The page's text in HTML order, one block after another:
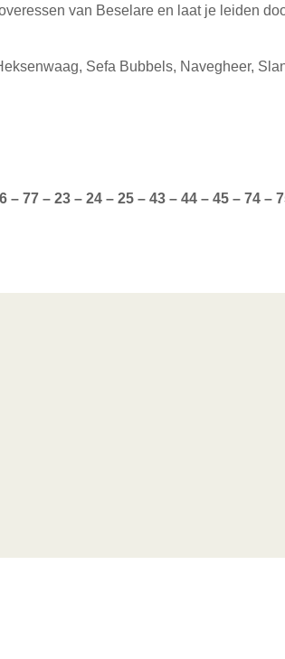
van Beselare en laat je leiden
Sefa Bubbels, Navegheer,
77 – 23 – 24 – 25 – 43 – 44 – 45 – 74 –